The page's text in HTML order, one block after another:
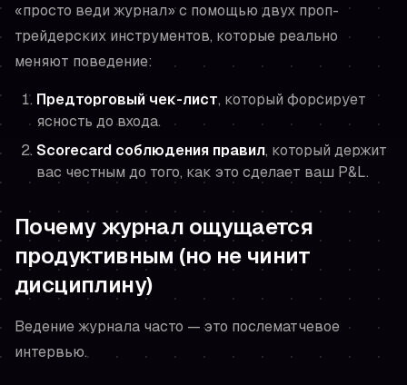
«просто веди журнал» с помощью двух проп-
трейдерских инструментов, которые реально
меняют поведение:
Предторговый чек-лист, который форсирует
ясность до входа.
Scorecard соблюдения правил, который держит
вас честным до того, как это сделает ваш P&L.
Почему журнал ощущается
продуктивным (но не чинит
дисциплину)
Ведение журнала часто — это послематчевое
интервью.